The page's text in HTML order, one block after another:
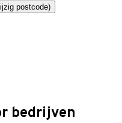
postcode)
bedrijven